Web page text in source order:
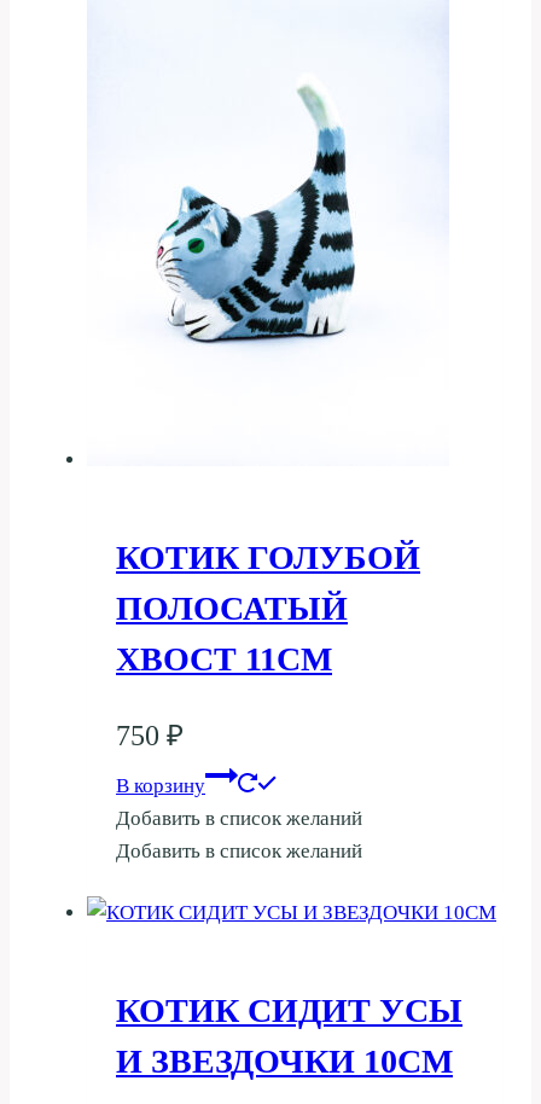
КОТИК ГОЛУБОЙ
ПОЛОСАТЫЙ
ХВОСТ 11СМ
750 ₽
В корзину
Добавить в список желаний
Добавить в список желаний
КОТИК СИДИТ УСЫ
И ЗВЕЗДОЧКИ 10СМ